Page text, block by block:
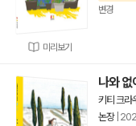
미리보기
변경
나와 없
키티 크라
논장|